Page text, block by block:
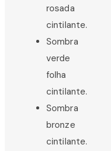
rosada
cintilante.
Sombra
verde
folha
cintilante.
Sombra
bronze
cintilante.